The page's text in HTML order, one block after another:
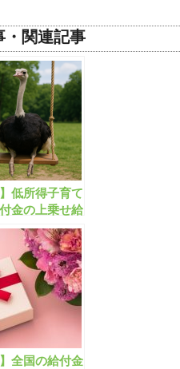
・関連記事
】低所得子育て
金の上乗せ給
します！子ど
10万円
】全国の給付金